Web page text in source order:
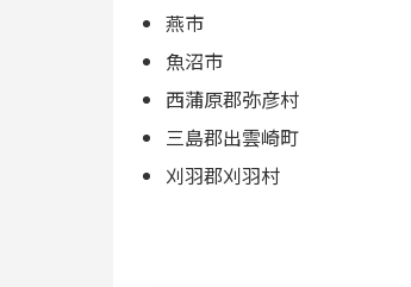
燕市
魚沼市
西蒲原郡弥彦村
三島郡出雲崎町
刈羽郡刈羽村